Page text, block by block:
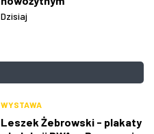
Dzisiaj
WYSTAWA
Leszek Żebrowski - plakaty